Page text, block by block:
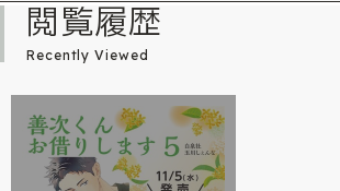
閲覧履歴
Recently Viewed